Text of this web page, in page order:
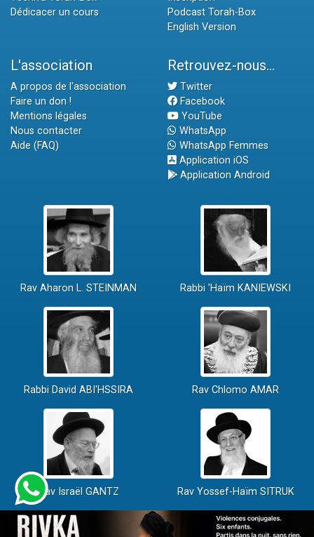
Dédicacer un cours
Podcast Torah-Box
English Version
L'association
A propos de l'association
Faire un don !
Mentions légales
Nous contacter
Aide (FAQ)
Retrouvez-nous...
Twitter
Facebook
YouTube
WhatsApp
WhatsApp Femmes
Application iOS
Application Android
Rav Aharon L. STEINMAN Rabbi 'Haïm KANIEWSKI
Rabbi David ABI'HSSIRA Rav Chlomo AMAR
Rav Israël GANTZ Rav Yossef-Haïm SITRUK